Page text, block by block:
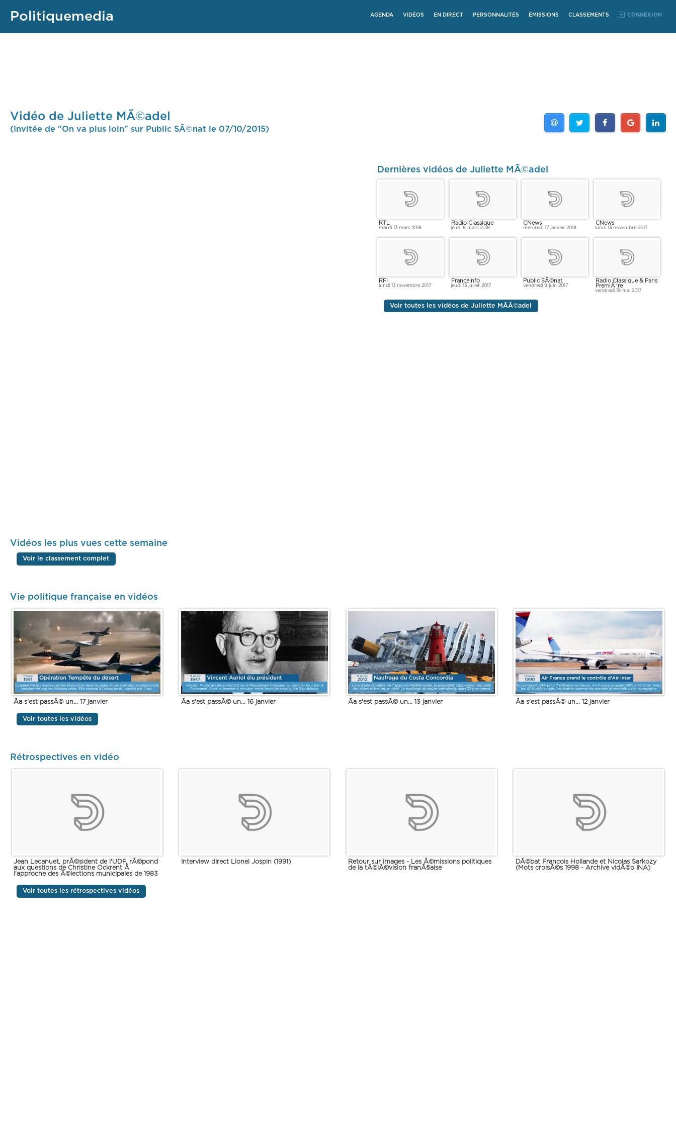
Politiquemedia AGENDA VIDÉOS EN DIRECT PERSONNALITÉS ÉMISSIONS CLASSEMENTS CONNEXION
Vidéo de Juliette MÃ©adel
(Invitée de "On va plus loin" sur Public SÃ©nat le 07/10/2015)
Dernières vidéos de Juliette MÃ©adel
RTL
mardi 13 mars 2018
Radio Classique
jeudi 8 mars 2018
CNews
mercredi 17 janvier 2018
CNews
lundi 13 novembre 2017
RFI
lundi 13 novembre 2017
Franceinfo
jeudi 13 juillet 2017
Public SÃ©nat
vendredi 9 juin 2017
Radio Classique & Paris
PremiÃ¨re
vendredi 19 mai 2017
Voir toutes les vidéos de Juliette MÃÂ©adel
Vidéos les plus vues cette semaine
Voir le classement complet
Vie politique française en vidéos
Ãa s'est passÃ© un... 17 janvier Ãa s'est passÃ© un... 16 janvier Ãa s'est passÃ© un... 13 janvier Ãa s'est passÃ© un... 12 janvier
Voir toutes les vidéos
Rétrospectives en vidéo
Jean Lecanuet, prÃ©sident de l'UDF, rÃ©pond
aux questions de Christine Ockrent Ã
l'approche des Ã©lections municipales de 1983
Interview direct Lionel Jospin (1991)
Retour sur images - Les Ã©missions politiques
de la tÃ©lÃ©vision franÃ§aise
DÃ©bat Francois Hollande et Nicolas Sarkozy
(Mots croisÃ©s 1998 - Archive vidÃ©o INA)
Voir toutes les rétrospectives vidéos